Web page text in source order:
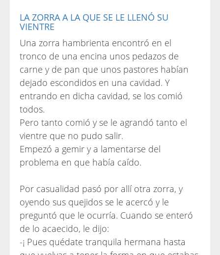
LA ZORRA A LA QUE SE LE LLENÓ SU
VIENTRE
Una zorra hambrienta encontró en el
tronco de una encina unos pedazos de
carne y de pan que unos pastores habían
dejado escondidos en una cavidad. Y
entrando en dicha cavidad, se los comió
todos.
Pero tanto comió y se le agrandó tanto el
vientre que no pudo salir.
Empezó a gemir y a lamentarse del
problema en que había caído.
Por casualidad pasó por allí otra zorra, y
oyendo sus quejidos se le acercó y le
preguntó que le ocurría. Cuando se enteró
de lo acaecido, le dijo:
-¡ Pues quédate tranquila hermana hasta